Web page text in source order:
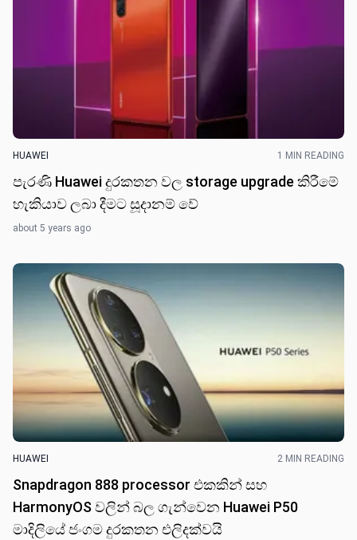
HUAWEI 1 MIN READING
පැරණි Huawei දුරකතන වල storage upgrade කිරීමේ
හැකියාව ලබා දීමට සූදානම් වේ
about 5 years ago
HUAWEI 2 MIN READING
Snapdragon 888 processor එකකින් සහ
HarmonyOS වලින් බල ගැන්වෙන Huawei P50
මාදිලියේ ජංගම දුරකතන එලිදක්වයි